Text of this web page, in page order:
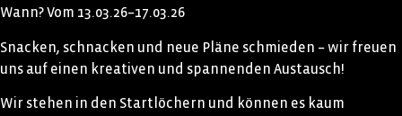
Wann? Vom 13.03.26–17.03.26
Snacken, schnacken und neue Pläne schmieden – wir freuen
uns auf einen kreativen und spannenden Austausch!
Wir stehen in den Startlöchern und können es kaum